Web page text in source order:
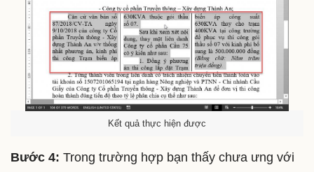
Kết quả thực hiện được
Bước 4: Trong trường hợp bạn thấy chưa ưng với